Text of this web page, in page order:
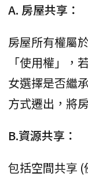
A. 房屋共享：
房屋所有權屬
「使用權」，
女選擇是否繼
方式遷出，將
B.資源共享：
包括空間共享